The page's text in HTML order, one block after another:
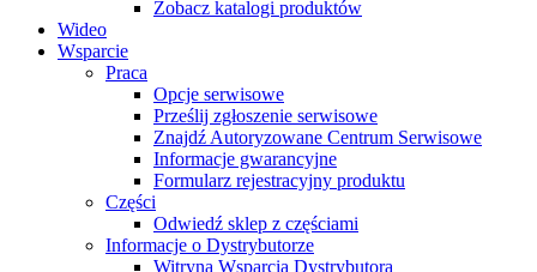
Zobacz katalogi produktów
Wideo
Wsparcie
Praca
Opcje serwisowe
Prześlij zgłoszenie serwisowe
Znajdź Autoryzowane Centrum Serwisowe
Informacje gwarancyjne
Formularz rejestracyjny produktu
Części
Odwiedź sklep z częściami
Informacje o Dystrybutorze
Witryna Wsparcia Dystrybutora